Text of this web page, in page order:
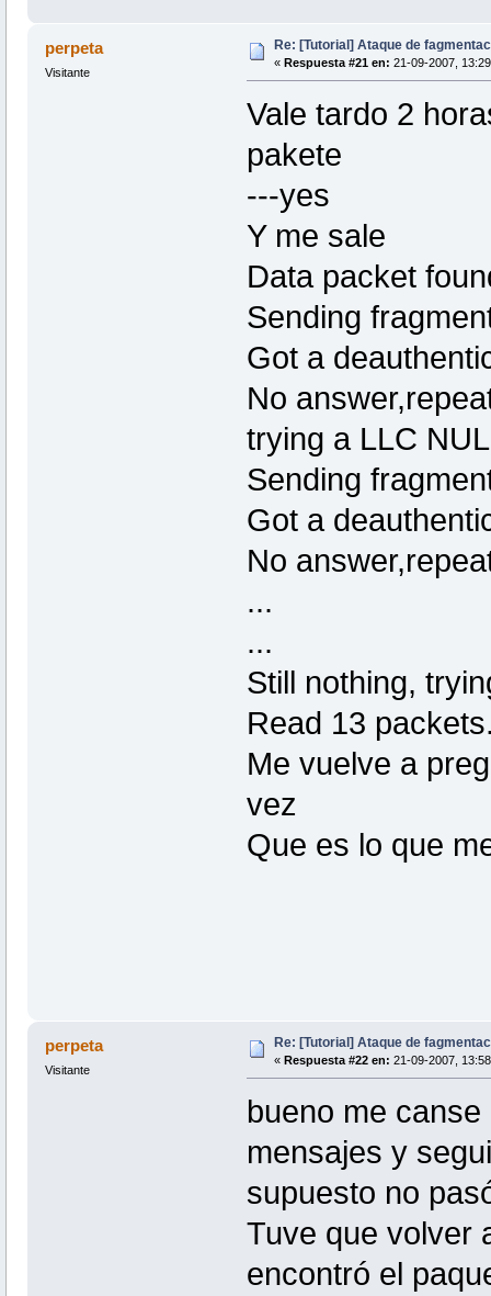
perpeta
Visitante
Re: [Tutorial] Ataque de
« Respuesta #21 en: 21-09-2007,
Vale tardo 2
pakete
---yes
Y me sale
Data packet
Sending
Got a
No
trying a LLC
Sending
Got a
No
...
...
Still nothing,
Read 13
Me vuelve a
vez
Que es lo que
perpeta
Visitante
Re: [Tutorial] Ataque de
« Respuesta #22 en: 21-09-2007,
bueno me
mensajes y
supuesto no
Tuve que volver
encontró el